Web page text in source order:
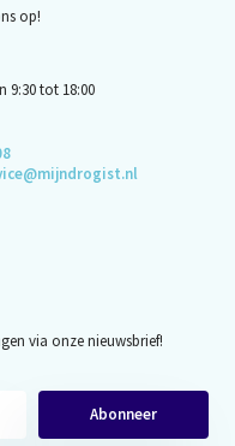
op!
9:30 tot 18:00
via onze nieuwsbrief!
Abonneer